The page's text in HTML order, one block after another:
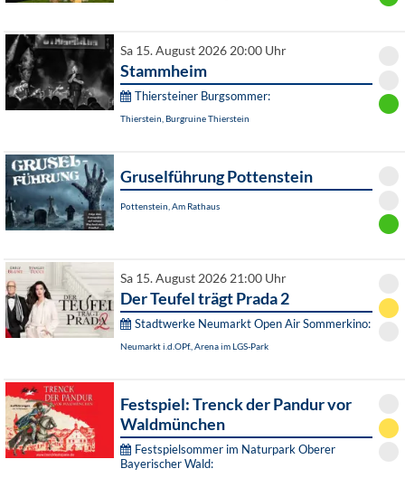
Sa 15. August 2026 20:00 Uhr
Stammheim
Thiersteiner Burgsommer:
Thierstein, Burgruine Thierstein
Gruselführung Pottenstein
Pottenstein, Am Rathaus
Sa 15. August 2026 21:00 Uhr
Der Teufel trägt Prada 2
Stadtwerke Neumarkt Open Air Sommerkino:
Neumarkt i.d.OPf., Arena im LGS-Park
Festspiel: Trenck der Pandur vor
Waldmünchen
Festspielsommer im Naturpark Oberer
Bayerischer Wald: